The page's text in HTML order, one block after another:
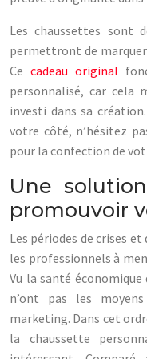
Les chaussettes sont
permettront de
Ce cadeau original
personnalisé, car cela
investi dans sa
votre côté, n’hésitez
pour la confection de
Une
promouvoir
Les périodes de crises
les professionnels à
Vu la santé
n’ont pas les
marketing. Dans cet
la chaussette